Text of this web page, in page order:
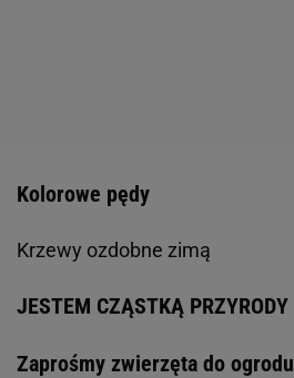
Kolorowe pędy
Krzewy ozdobne zimą
JESTEM CZĄSTKĄ PRZYRODY
Zaprośmy zwierzęta do ogrodu